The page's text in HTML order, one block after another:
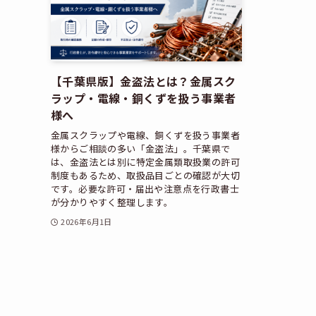
【千葉県版】金盗法とは？金属スク
ラップ・電線・銅くずを扱う事業者
様へ
金属スクラップや電線、銅くずを扱う事業者
様からご相談の多い「金盗法」。千葉県で
は、金盗法とは別に特定金属類取扱業の許可
制度もあるため、取扱品目ごとの確認が大切
です。必要な許可・届出や注意点を行政書士
が分かりやすく整理します。
2026年6月1日